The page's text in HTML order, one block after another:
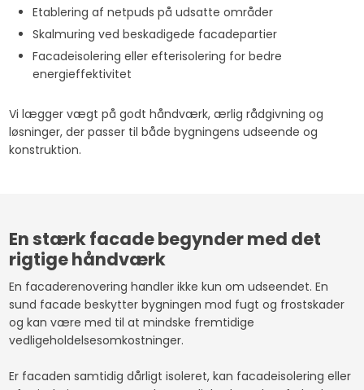
Etablering af netpuds på udsatte områder
Skalmuring ved beskadigede facadepartier
Facadeisolering eller efterisolering for bedre
energieffektivitet
Vi lægger vægt på godt håndværk, ærlig rådgivning og
løsninger, der passer til både bygningens udseende og
konstruktion.
En stærk facade begynder med det
rigtige håndværk
​En facaderenovering handler ikke kun om udseendet. En
sund facade beskytter bygningen mod fugt og frostskader
og kan være med til at mindske fremtidige
vedligeholdelsesomkostninger.
Er facaden samtidig dårligt isoleret, kan facadeisolering eller